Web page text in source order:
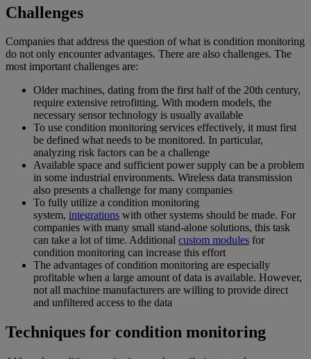
Challenges
Companies that address the question of what is condition monitoring
do not only encounter advantages. There are also challenges. The
most important challenges are:
Older machines, dating from the first half of the 20th century,
require extensive retrofitting. With modern models, the
necessary sensor technology is usually available
To use condition monitoring services effectively, it must first
be defined what needs to be monitored. In particular,
analyzing risk factors can be a challenge
Available space and sufficient power supply can be a problem
in some industrial environments. Wireless data transmission
also presents a challenge for many companies
To fully utilize a condition monitoring
system, integrations with other systems should be made. For
companies with many small stand-alone solutions, this task
can take a lot of time. Additional custom modules for
condition monitoring can increase this effort
The advantages of condition monitoring are especially
profitable when a large amount of data is available. However,
not all machine manufacturers are willing to provide direct
and unfiltered access to the data
Techniques for condition monitoring